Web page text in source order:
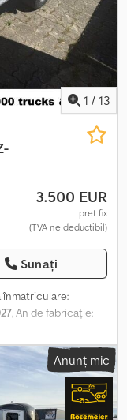
1 / 13
3.500 EUR
preț fix
(TVA ne deductibil)
Sunați
înmatriculare:
, An de fabricație:
mm, h: 840 mm
Aewyvzdjcksrf ZU
din aluminiu
unic, inspecție
despre accesorii
Anunț mic